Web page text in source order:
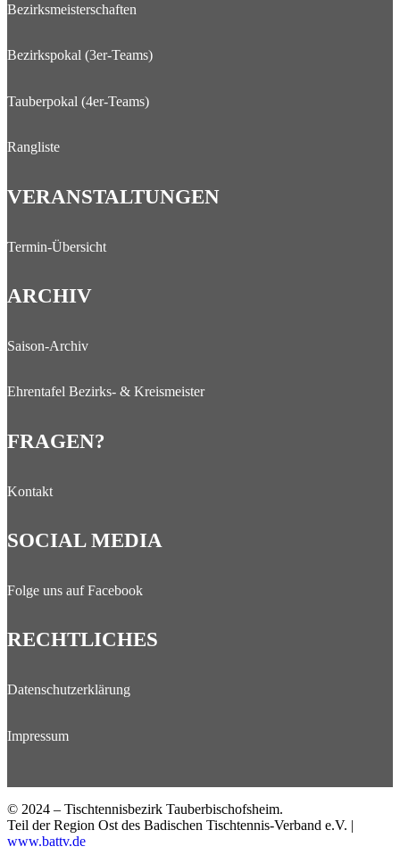
Bezirksmeisterschaften
Bezirkspokal (3er-Teams)
Tauberpokal (4er-Teams)
Rangliste
VERANSTALTUNGEN
Termin-Übersicht
ARCHIV
Saison-Archiv
Ehrentafel Bezirks- & Kreismeister
FRAGEN?
Kontakt
SOCIAL MEDIA
Folge uns auf Facebook
RECHTLICHES
Datenschutzerklärung
Impressum
© 2024 – Tischtennisbezirk Tauberbischofsheim.
Teil der Region Ost des Badischen Tischtennis-Verband e.V. |
www.battv.de